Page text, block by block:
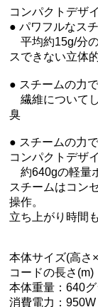
コンパクトデザ
● パワフルなス
平均約15g/分
スできない立体
● スチームの力
繊維について
臭
● スチームの力
コンパクトデザ
約640gの軽量
スチームはコン
操作。
立ち上がり時間
本体サイズ(高さ
コードの長さ(m)
本体重量：640グ
消費電力：950W